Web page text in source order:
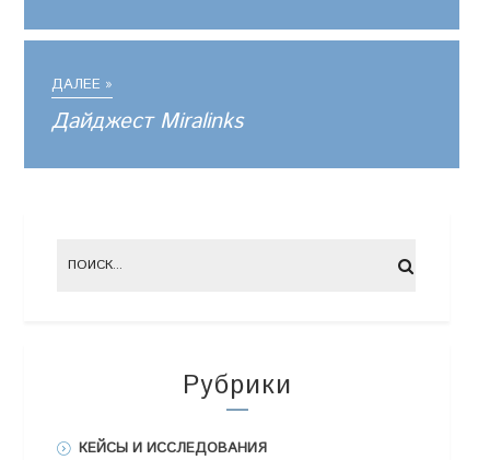
ДАЛЕЕ »
Дайджест Miralinks
Рубрики
КЕЙСЫ И ИССЛЕДОВАНИЯ